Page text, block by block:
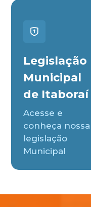
Legislação
Municipal
de Itaboraí
Acesse e
conheça nossa
legislação
Municipal